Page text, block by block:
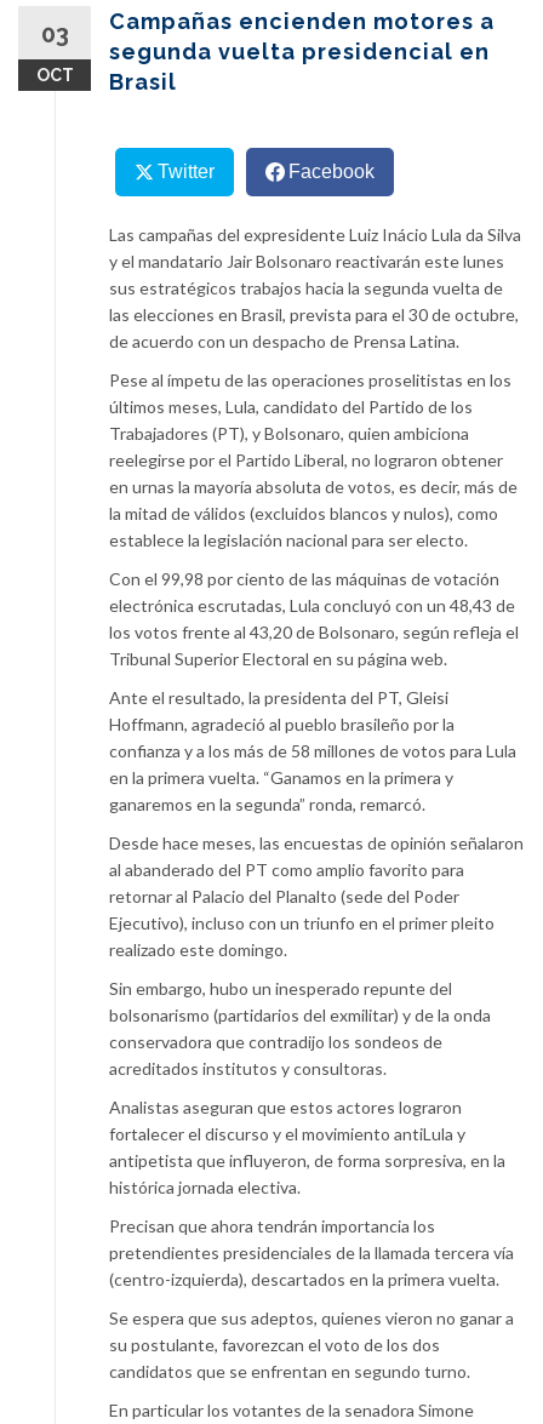
03
OCT
Campañas encienden motores a
segunda vuelta presidencial en
Brasil
Twitter Facebook
Las campañas del expresidente Luiz Inácio Lula da Silva
y el mandatario Jair Bolsonaro reactivarán este lunes
sus estratégicos trabajos hacia la segunda vuelta de
las elecciones en Brasil, prevista para el 30 de octubre,
de acuerdo con un despacho de Prensa Latina.
Pese al ímpetu de las operaciones proselitistas en los
últimos meses, Lula, candidato del Partido de los
Trabajadores (PT), y Bolsonaro, quien ambiciona
reelegirse por el Partido Liberal, no lograron obtener
en urnas la mayoría absoluta de votos, es decir, más de
la mitad de válidos (excluidos blancos y nulos), como
establece la legislación nacional para ser electo.
Con el 99,98 por ciento de las máquinas de votación
electrónica escrutadas, Lula concluyó con un 48,43 de
los votos frente al 43,20 de Bolsonaro, según refleja el
Tribunal Superior Electoral en su página web.
Ante el resultado, la presidenta del PT, Gleisi
Hoffmann, agradeció al pueblo brasileño por la
confianza y a los más de 58 millones de votos para Lula
en la primera vuelta. “Ganamos en la primera y
ganaremos en la segunda” ronda, remarcó.
Desde hace meses, las encuestas de opinión señalaron
al abanderado del PT como amplio favorito para
retornar al Palacio del Planalto (sede del Poder
Ejecutivo), incluso con un triunfo en el primer pleito
realizado este domingo.
Sin embargo, hubo un inesperado repunte del
bolsonarismo (partidarios del exmilitar) y de la onda
conservadora que contradijo los sondeos de
acreditados institutos y consultoras.
Analistas aseguran que estos actores lograron
fortalecer el discurso y el movimiento antiLula y
antipetista que influyeron, de forma sorpresiva, en la
histórica jornada electiva.
Precisan que ahora tendrán importancia los
pretendientes presidenciales de la llamada tercera vía
(centro-izquierda), descartados en la primera vuelta.
Se espera que sus adeptos, quienes vieron no ganar a
su postulante, favorezcan el voto de los dos
candidatos que se enfrentan en segundo turno.
En particular los votantes de la senadora Simone